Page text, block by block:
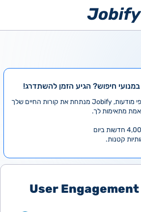
חיפוש? הגיע הזמן להשתדרג!
במקום לעבור לבד על אלפי מודעות, Jobify מנתחת את קורות החיים שלך
מתאימות לך.
קטנות.
User